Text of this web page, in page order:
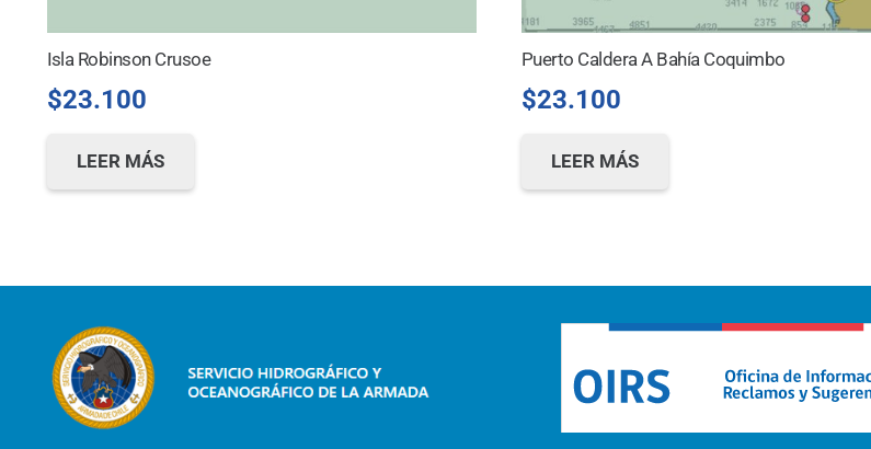
Isla Robinson Crusoe
$23.100
LEER MÁS
Puerto Caldera A Bahía Coquimbo
$23.100
LEER MÁS